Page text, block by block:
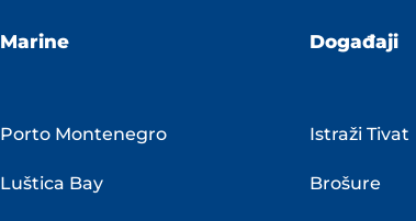
Marine
Porto Montenegro
Luštica Bay
Događaji
Istraži Tivat
Brošure